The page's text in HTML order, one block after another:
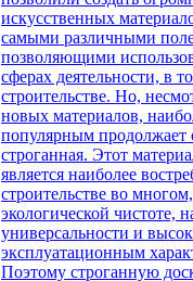
искусственных
самыми различными
позволяющими
сферах деятельности, в
строительстве. Но,
новых материалов,
популярным продолжает
строганная. Этот
является наиболее
строительстве во
экологической чистоте,
универсальности и
эксплуатационным
Поэтому строганную